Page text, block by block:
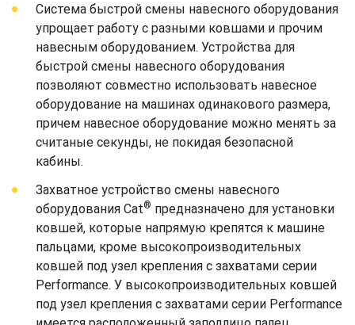
Система быстрой смены навесного оборудования
упрощает работу с разными ковшами и прочим
навесным оборудованием. Устройства для
быстрой смены навесного оборудования
позволяют совместно использовать навесное
оборудование на машинах одинакового размера,
причем навесное оборудование можно менять за
считаные секунды, не покидая безопасной
кабины.
Захватное устройство смены навесного
оборудования Cat® предназначено для установки
ковшей, которые напрямую крепятся к машине
пальцами, кроме высокопроизводительных
ковшей под узел крепления с захватами серии
Performance. У высокопроизводительных ковшей
под узел крепления с захватами серии Performance